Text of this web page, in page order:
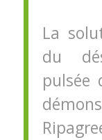
La
du
pulsée